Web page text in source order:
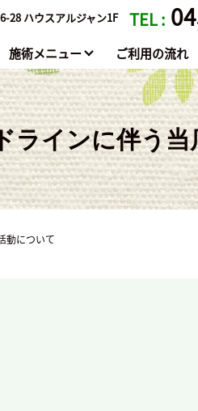
28 ハウスアルジャン1F TEL :
施術メニュー ご利用の流れ
ラインに伴う
動について